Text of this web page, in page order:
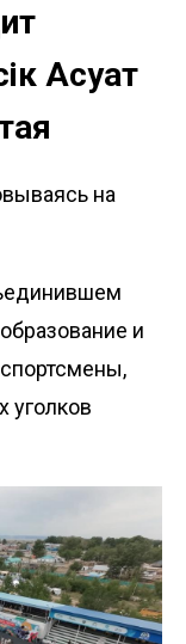
Ақсуат
на
и
уголков